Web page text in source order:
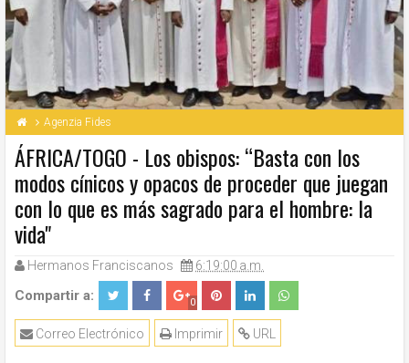
Agenzia Fides
ÁFRICA/TOGO - Los obispos: “Basta con los
modos cínicos y opacos de proceder que juegan
con lo que es más sagrado para el hombre: la
vida"
Hermanos Franciscanos 6:19:00 a.m.
Compartir a: 0
URL
Imprimir
Correo Electrónico